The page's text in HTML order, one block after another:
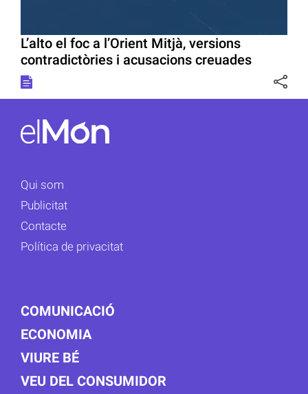
L’alto el foc a l’Orient Mitjà, versions
contradictòries i acusacions creuades
Qui som
Publicitat
Contacte
Política de privacitat
COMUNICACIÓ
ECONOMIA
VIURE BÉ
VEU DEL CONSUMIDOR